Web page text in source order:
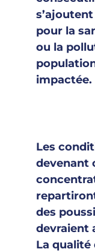
pour la
ou la
impactée.
Les
devenant
des
devraient
La qualité